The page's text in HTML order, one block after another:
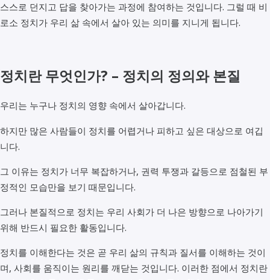
스스로 던지고 답을 찾아가는 과정에 참여하는 것입니다. 그럴 때 비
로소 정치가 우리 삶 속에서 살아 있는 의미를 지니게 됩니다.
정치란 무엇인가? – 정치의 정의와 본질
우리는 누구나 정치의 영향 속에서 살아갑니다.
하지만 많은 사람들이 정치를 어렵거나 피하고 싶은 대상으로 여깁
니다.
그 이유는 정치가 너무 복잡하거나, 권력 투쟁과 갈등으로 점철된 부
정적인 모습만을 보기 때문입니다.
그러나 본질적으로 정치는 우리 사회가 더 나은 방향으로 나아가기
위해 반드시 필요한 활동입니다.
정치를 이해한다는 것은 곧 우리 삶의 규칙과 질서를 이해하는 것이
며, 사회를 움직이는 원리를 깨닫는 것입니다. 이러한 점에서 정치란